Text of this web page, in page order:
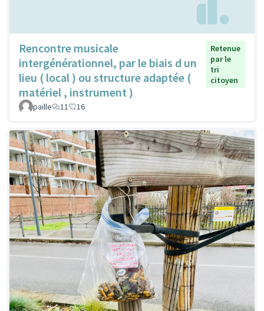
Rencontre musicale
intergénérationnel, par le biais d un
lieu ( local ) ou structure adaptée (
matériel , instrument )
Retenue
par le
tri
citoyen
paille 11 16